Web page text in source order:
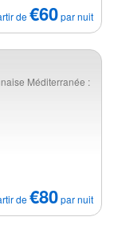
de€60par nuit
Méditerranée :
de€80par nuit